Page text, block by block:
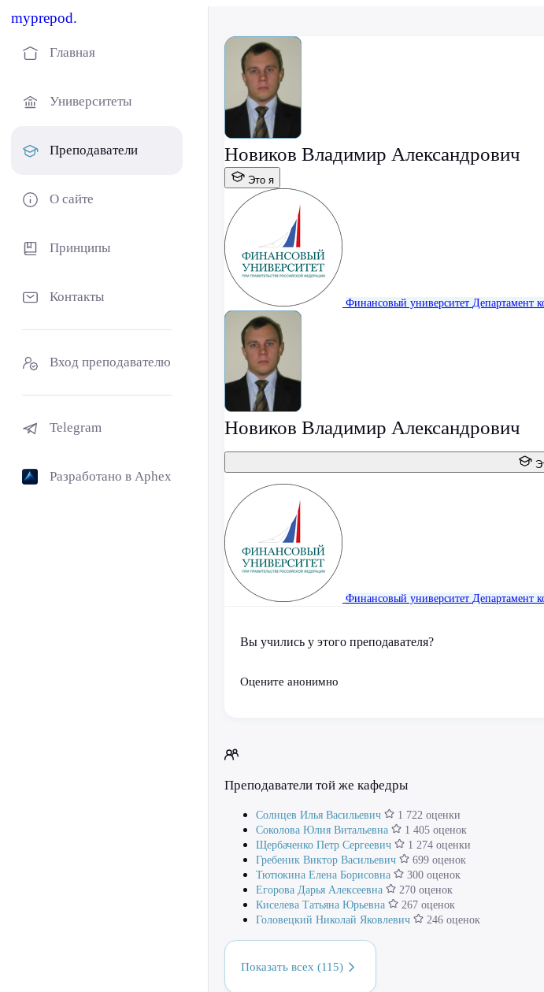
myprepod.
Главная
Университеты
Преподаватели
О сайте
Принципы
Контакты
Вход преподавателю
Telegram
Разработано в Aphex
Новиков Владимир Александрович
Это я
Финансовый университет Департамент
Новиков Владимир Александрович
Финансовый университет Департамент
Вы учились у этого преподавателя?
Оцените анонимно
Преподаватели той же кафедры
Солнцев Илья Васильевич
1 722 оценки
Соколова Юлия Витальевна
1 405 оценок
Щербаченко Петр Сергеевич
1 274 оценки
Гребеник Виктор Васильевич
699 оценок
Тютюкина Елена Борисовна
300 оценок
Егорова Дарья Алексеевна
270 оценок
Киселева Татьяна Юрьевна
267 оценок
Головецкий Николай Яковлевич
246 оценок
Показать всех (115)